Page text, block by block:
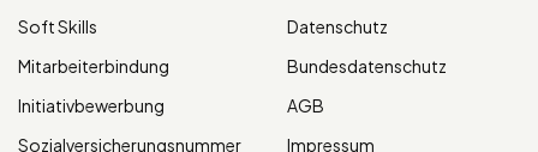
Soft Skills
Mitarbeiterbindung
Initiativbewerbung
Sozialversicherungsnummer
Datenschutz
Bundesdatenschutz
AGB
Impressum